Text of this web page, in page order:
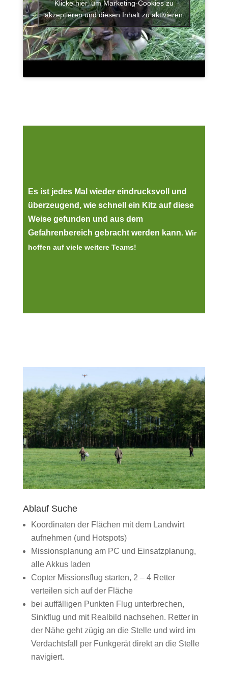
Klicke hier, um Marketing-Cookies zu
akzeptieren und diesen Inhalt zu aktivieren
Es ist jedes Mal wieder eindrucksvoll und
überzeugend, wie schnell ein Kitz auf diese
Weise gefunden und aus dem
Gefahrenbereich gebracht werden kann. Wir
hoffen auf viele weitere Teams!
Ablauf Suche
Koordinaten der Flächen mit dem Landwirt
aufnehmen (und Hotspots)
Missionsplanung am PC und Einsatzplanung,
alle Akkus laden
Copter Missionsflug starten, 2 – 4 Retter
verteilen sich auf der Fläche
bei auffälligen Punkten Flug unterbrechen,
Sinkflug und mit Realbild nachsehen. Retter in
der Nähe geht zügig an die Stelle und wird im
Verdachtsfall per Funkgerät direkt an die Stelle
navigiert.